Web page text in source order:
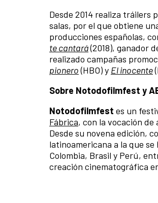
Desde 2014 realiza tráilers
salas, por el que obtiene
producciones españolas,
te cantará(2018), ganador
realizado campañas
pionero(HBO) y El inocente
Sobre Notodofilmfest y
Notodofilmfest es un
Fábrica, con la vocación
Desde su novena edición,
latinoamericana a la que
Colombia, Brasil y Perú,
creación cinematográfica